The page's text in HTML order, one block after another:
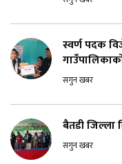
स्वर्ण पदक
सगुन खबर
बैतडी जिल्ला
सगुन खबर